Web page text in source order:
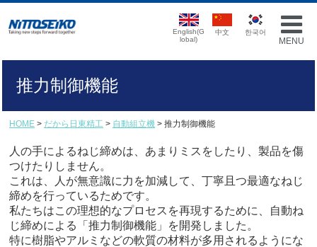
MENU
English(G
lobal)
中文 한국어
推力制御機能
HOME > だから日東精工 > 自動組立機 > 推力制御機能
人の手によるねじ締めは、あまりミスをしたり、製品を傷
つけたりしません。
これは、人が無意識に力を加減して、丁寧且つ最適なねじ
締めを行っているためです。
私たちはこの理想的なプロセスを再現するために、自動ね
じ締めによる「推力制御機能」を開発しました。
特に樹脂やアルミなどの軟質の材料が多用されるようにな